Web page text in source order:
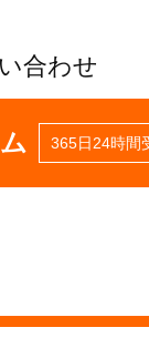
合わせ
365日24時間